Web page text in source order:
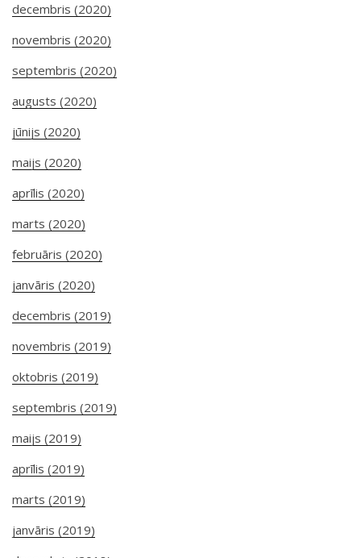
decembris (2020)
novembris (2020)
septembris (2020)
augusts (2020)
jūnijs (2020)
maijs (2020)
aprīlis (2020)
marts (2020)
februāris (2020)
janvāris (2020)
decembris (2019)
novembris (2019)
oktobris (2019)
septembris (2019)
maijs (2019)
aprīlis (2019)
marts (2019)
janvāris (2019)